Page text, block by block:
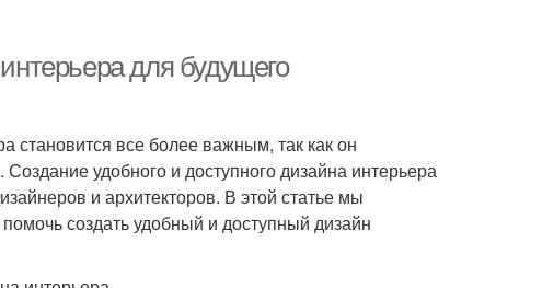
для будущего
все более важным, так как он
удобного и доступного дизайна интерьера
и архитекторов. В этой статье мы
создать удобный и доступный дизайн